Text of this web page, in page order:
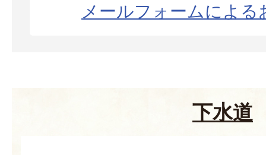
メールフォームによる
下水道